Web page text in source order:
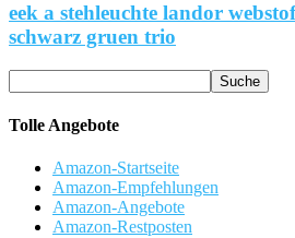
eek a stehleuchte landor
schwarz gruen trio
Tolle Angebote
Amazon-Startseite
Amazon-Empfehlungen
Amazon-Angebote
Amazon-Restposten